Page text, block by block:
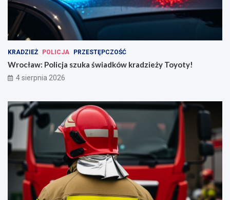
KRADZIEŻ POLICJA PRZESTĘPCZOŚĆ
Wrocław: Policja szuka świadków kradzieży Toyoty!
4 sierpnia 2026